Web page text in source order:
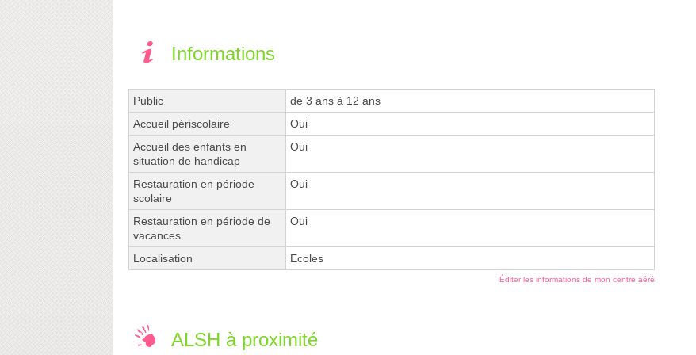
Informations
Public
de 3 ans à 12 ans
Accueil périscolaire
Oui
Accueil des enfants en
situation de handicap
Oui
Restauration en période
scolaire
Oui
Restauration en période de
vacances
Oui
Localisation Ecoles
Éditer les informations de mon centre aéré
ALSH à proximité